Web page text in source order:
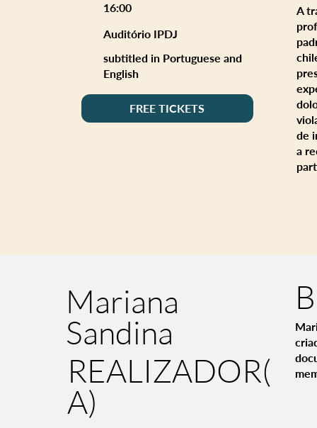
A
de
a
16:00
Auditório IPDJ
subtitled in Portuguese and
English
FREE TICKETS
Mariana
Sandina
REALIZADOR(
A)